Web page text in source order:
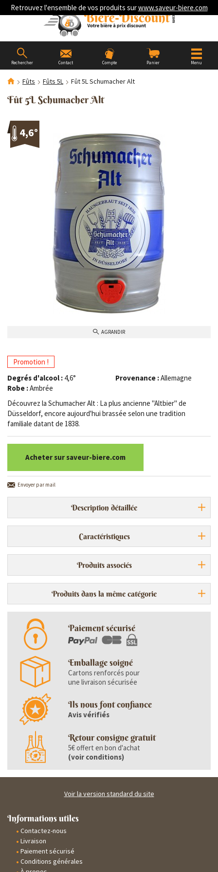
Retrouvez l'ensemble de vos produits surwww.saveur-biere.com
Rechercher Contact Compte Panier Menu
Fûts Fûts 5L Fût 5L Schumacher Alt
Fût 5L Schumacher Alt
4,6°
AGRANDIR
Promotion !
Degrés d'alcool : 4,6°
Robe :Ambrée
Provenance :Allemagne
Découvrez la Schumacher Alt : La plus ancienne "Altbier" de
Düsseldorf, encore aujourd'hui brassée selon une tradition
familiale datant de 1838.
Acheter sur saveur-biere.com
Envoyer par mail
Description détaillée
Caractéristiques
Produits associés
Produits dans la même catégorie
Paiement sécurisé
Emballage soigné
Cartons renforcés pour
une livraison sécurisée
Ils nous font confiance
Avis vérifiés
Retour consigne gratuit
5€ offert en bon d'achat
(voir conditions)
Voir la version standard du site
Informations utiles
Contactez-nous
Livraison
Paiement sécurisé
Conditions générales